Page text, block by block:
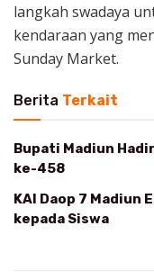
langkah swadaya
kendaraan yang
Sunday Market.
Berita Terkait
Bupati Madiun
ke-458
KAI Daop 7 Madiun
kepada Siswa